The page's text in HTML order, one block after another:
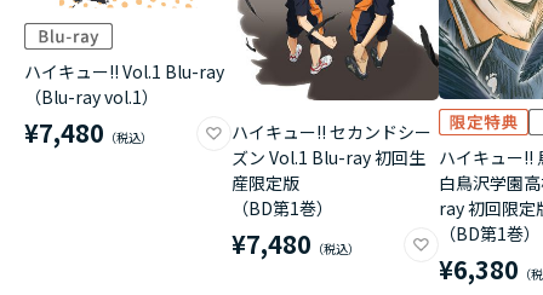
ハイキュー!! Vol.1 Blu-ray
（Blu-ray vol.1）
¥7,480
ハイキュー!! セカンドシー
ズン Vol.1 Blu-ray 初回生
産限定版
（BD第1巻）
¥7,480
ハイキュー!!
白鳥沢学園
ray 初回限定
（BD第1巻）
¥6,380